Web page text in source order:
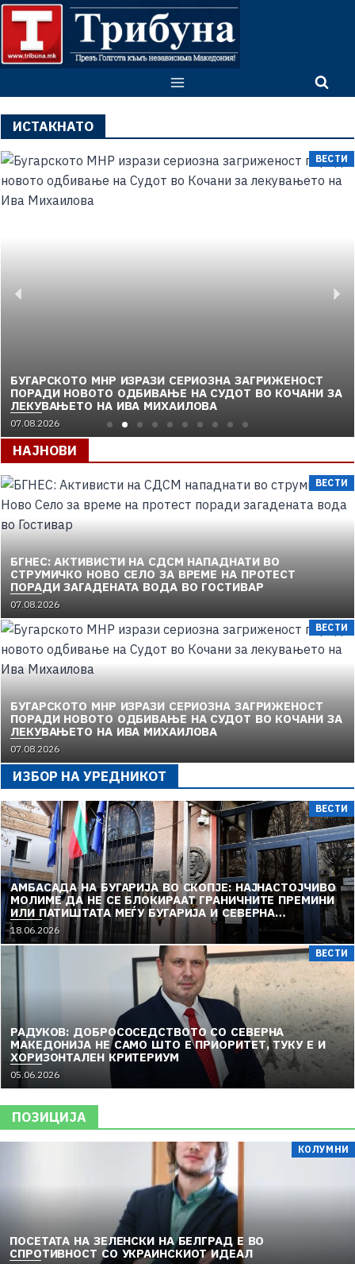
ИСТАКНАТО
ВЕСТИ
БУГАРСКОТО МНР ИЗРАЗИ СЕРИОЗНА ЗАГРИЖЕНОСТ
ПОРАДИ НОВОТО ОДБИВАЊЕ НА СУДОТ ВО КОЧАНИ ЗА
ЛЕКУВАЊЕТО НА ИВА МИХАИЛОВА
07.08.2026
НАЈНОВИ
ВЕСТИ
БГНЕС: AКТИВИСТИ НА СДСМ НАПАДНАТИ ВО
СТРУМИЧКО НОВО СЕЛО ЗА ВРЕМЕ НА ПРОТЕСТ
ПОРАДИ ЗАГАДЕНАТА ВОДА ВО ГОСТИВАР
07.08.2026
ВЕСТИ
БУГАРСКОТО МНР ИЗРАЗИ СЕРИОЗНА ЗАГРИЖЕНОСТ
ПОРАДИ НОВОТО ОДБИВАЊЕ НА СУДОТ ВО КОЧАНИ ЗА
ЛЕКУВАЊЕТО НА ИВА МИХАИЛОВА
07.08.2026
ИЗБОР НА УРЕДНИКОТ
ВЕСТИ
АМБАСАДА НА БУГАРИЈА ВО СКОПЈЕ: НАЈНАСТОЈЧИВО
МОЛИМЕ ДА НЕ СЕ БЛОКИРААТ ГРАНИЧНИТЕ ПРЕМИНИ
ИЛИ ПАТИШТАТА МЕЃУ БУГАРИЈА И СЕВЕРНА
МАКЕДОНИЈА
18.06.2026
ВЕСТИ
РАДУКОВ: ДОБРОСОСЕДСТВОТО СО СЕВЕРНА
МАКЕДОНИЈА НЕ САМО ШТО Е ПРИОРИТЕТ, ТУКУ Е И
ХОРИЗОНТАЛЕН КРИТЕРИУМ
05.06.2026
ПОЗИЦИЈА
КОЛУМНИ
ПОСЕТАТА НА ЗЕЛЕНСКИ НА БЕЛГРАД Е ВО
СПРОТИВНОСТ СО УКРАИНСКИОТ ИДЕАЛ